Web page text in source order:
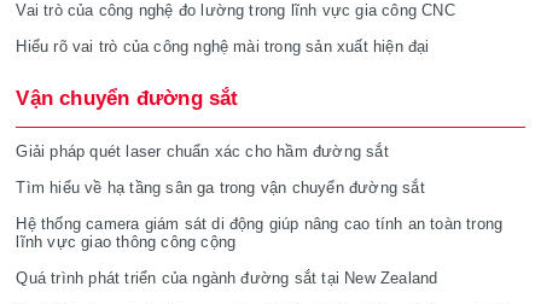
Vai trò của công nghệ đo lường trong lĩnh vực gia công CNC
Hiểu rõ vai trò của công nghệ mài trong sản xuất hiện đại
Vận chuyển đường sắt
Giải pháp quét laser chuẩn xác cho hầm đường sắt
Tìm hiểu về hạ tầng sân ga trong vận chuyển đường sắt
Hệ thống camera giám sát di động giúp nâng cao tính an toàn trong
lĩnh vực giao thông công cộng
Quá trình phát triển của ngành đường sắt tại New Zealand